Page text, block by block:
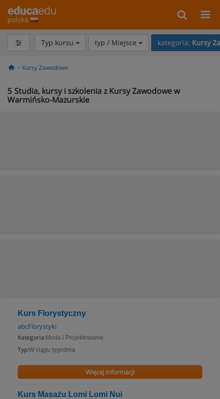
polska
Typ kursu typ / Miejsce kategoria: Kursy
Kursy Zawodowe
5 Studia, kursy i szkolenia z Kursy Zawodowe w
Warmińsko-Mazurskie
Kurs Florystyczny
abcFlorystyki
Kategoria: Moda i Projektowanie
Typ:W ciągu tygodnia
Więcej informacji
Kurs Masażu Lomi Lomi Nui